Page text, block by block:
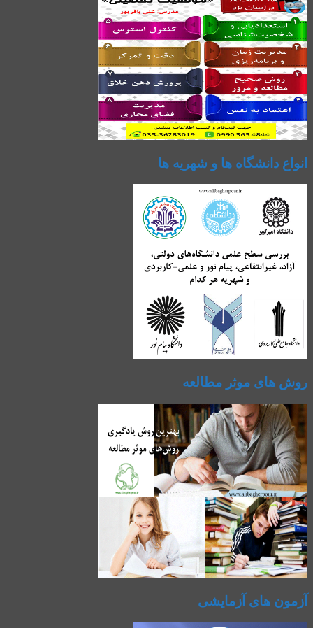
انواع دانشگاه ها و شهریه ها
روش های موثر مطالعه
آزمون های آزمایشی